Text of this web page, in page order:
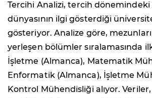
Tercihi Analizi, tercih dönemindeki
dünyasının ilgi gösterdiği
gösteriyor. Analize göre, mezunları
yerleşen bölümler sıralamasında ilk
İşletme (Almanca), Matematik
Enformatik (Almanca), İşletme
Kontrol Mühendisliği alıyor.